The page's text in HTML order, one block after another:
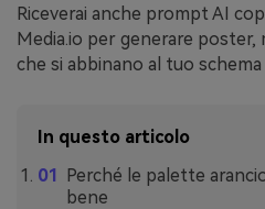
Riceverai anche prompt AI
Media.io per generare poster,
che si abbinano al tuo schema
In questo articolo
Perché le palette
bene